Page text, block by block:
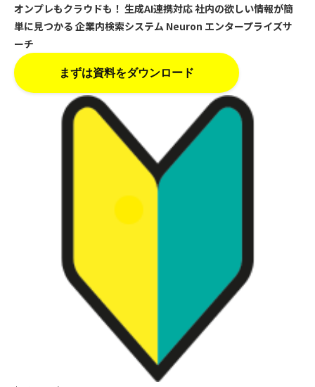
オンプレもクラウドも！ 生成AI連携対応社内の欲しい情報が簡
単に見つかる 企業内検索システム Neuron エンタープライズサ
ーチ
まずは資料をダウンロード